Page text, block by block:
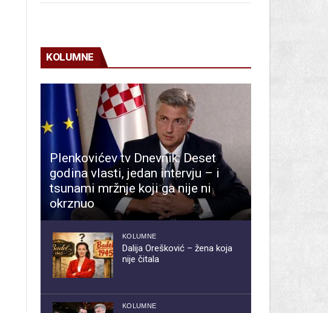
KOLUMNE
Plenkovićev tv Dnevnik: Deset
godina vlasti, jedan intervju – i
tsunami mržnje koji ga nije ni
okrznuo
KOLUMNE
Dalija Orešković – žena koja
nije čitala
KOLUMNE